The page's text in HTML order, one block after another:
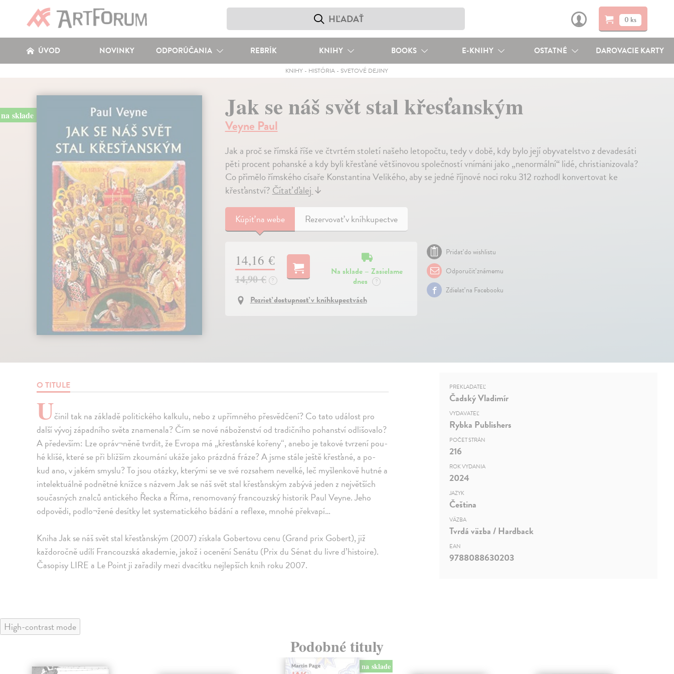
0 ks
ÚVOD NOVINKY ODPORÚČANIA REBRÍK KNIHY BOOKS E-KNIHY OSTATNÉ DAROVACIE KARTY
KNIHY - HISTÓRIA - SVETOVÉ DEJINY
na sklade Jak se náš svět stal křesťanským
Veyne Paul
Jak a proč se římská říše ve čtvrtém století našeho letopočtu, tedy v době, kdy bylo její obyvatelstvo z devadesáti
pěti procent pohanské a kdy byli křesťané většinovou společností vnímáni jako „nenormální“ lidé, christianizovala?
Co přimělo římského císaře Konstantina Velikého, aby se jedné říjnové noci roku 312 rozhodl konvertovat ke
křesťanství?Čítať ďalej↓
Kúpiťna webe Rezervovať v kníhkupectve
14,16 €
14,90 € ?
Na sklade – Zasielame
dnes
?
Pozrieť dostupnosť v kníhkupectvách
Pridať do wishlistu
Odporučiť známemu
Zdielať na Facebooku
O TITULE
Učinil tak na základě politického kalkulu, nebo z upřímného přesvědčení? Co tato událost pro
další vývoj západního světa znamenala? Čím se nové náboženství od tradičního pohanství odlišovalo?
A především: Lze opráv¬něně tvrdit, že Evropa má „křesťanské kořeny“, anebo je takové tvrzení pou-
hé klišé, které se při bližším zkoumání ukáže jako prázdná fráze? A jsme stále ještě křesťané, a po-
kud ano, v jakém smyslu? To jsou otázky, kterými se ve své rozsahem nevelké, leč myšlenkově hutné a
intelektuálně podnětné knížce s názvem Jak se náš svět stal křesťanským zabývá jeden z největších
současných znalců antického Řecka a Říma, renomovaný francouzský historik Paul Veyne. Jeho
odpovědi, podlo¬žené desítky let systematického bádání a reflexe, mnohé překvapí…
Kniha Jak se náš svět stal křesťanským (2007) získala Gobertovu cenu (Grand prix Gobert), již
každoročně udílí Francouzská akademie, jakož i ocenění Senátu (Prix du Sénat du livre d’histoire).
Časopisy LIRE a Le Point ji zařadily mezi dvacítku nejlepších knih roku 2007.
PREKLADATEĽ
Čadský Vladimír
VYDAVATEĽ
Rybka Publishers
POČET STRÁN
216
ROK VYDANIA
2024
JAZYK
Čeština
VÄZBA
Tvrdá väzba / Hardback
EAN
9788088630203
High-contrast mode
Podobné tituly
na sklade